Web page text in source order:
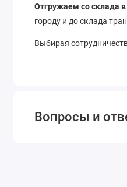
Отгружаем со склада в
городу и до склада
Выбирая
Вопросы и